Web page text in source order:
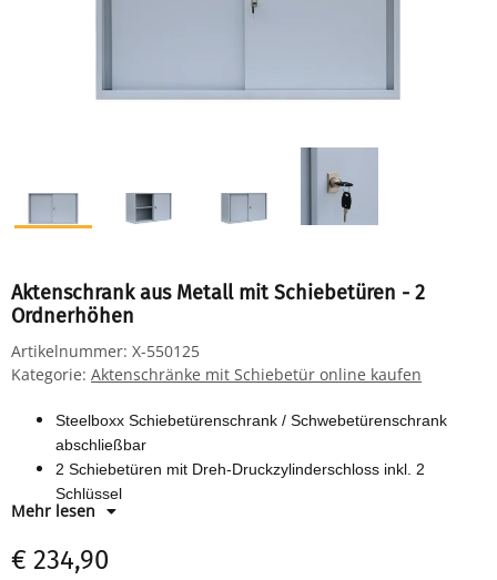
Aktenschrank aus Metall mit Schiebetüren - 2
Ordnerhöhen
Artikelnummer: X-550125
Kategorie: Aktenschränke mit Schiebetür online kaufen
Steelboxx Schiebetürenschrank / Schwebetürenschrank
abschließbar
2 Schiebetüren mit Dreh-Druckzylinderschloss inkl. 2
Schlüssel
1 Fachboden für 2 Ordnerhöhen
Farbe: RAL 7035 lichtgrau - pulverbeschichtet
Mehr lesen
€ 234,90